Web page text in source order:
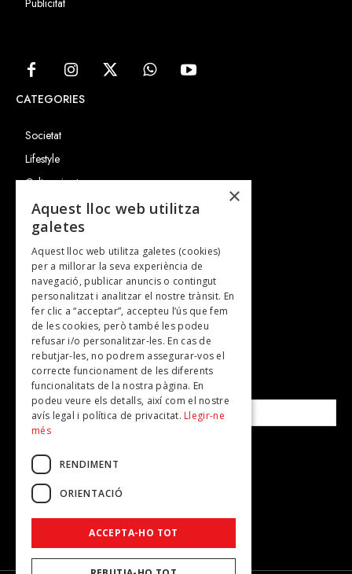
CATEGORIES
Societat
Lifestyle
Cultura i art
Entrevistes
Gastronomia
TV
Plans per fer
Revistes
SUBSCRIU-TE A LA NOSTRA NEWSLETTER!
Correu electrònic*
Accepto lapolítica de privacitat
×
Aquest lloc web utilitza
galetes
Aquest lloc web utilitza galetes (cookies)
per a millorar la seva experiència de
navegació, publicar anuncis o contingut
personalitzat i analitzar el nostre trànsit. En
fer clic a “acceptar”, accepteu l’ús que fem
de les cookies, però també les podeu
refusar i/o personalitzar-les. En cas de
rebutjar-les, no podrem assegurar-vos el
correcte funcionament de les diferents
funcionalitats de la nostra pàgina. En
podeu veure els detalls, així com el nostre
avís legal i política de privacitat. Llegir-ne
més
RENDIMENT
ORIENTACIÓ
ACCEPTA-HO TOT